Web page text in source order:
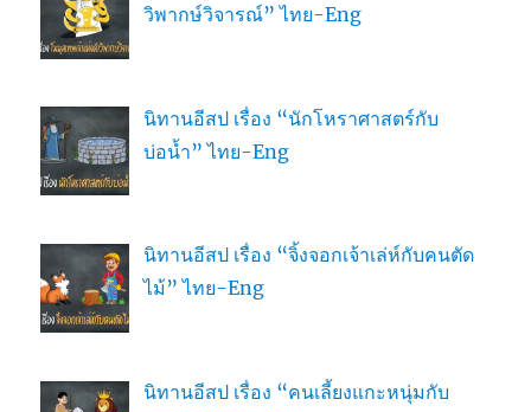
วิพากษ์วิจารณ์” ไทย-Eng
นิทานอีสป เรื่อง “นักโหราศาสตร์กับ
บ่อน้ำ” ไทย-Eng
นิทานอีสป เรื่อง “จิ้งจอกเจ้าเล่ห์กับคนตัด
ไม้” ไทย-Eng
นิทานอีสป เรื่อง “คนเลี้ยงแกะหนุ่มกับ